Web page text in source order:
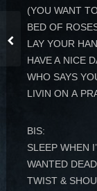
(YOU WANT
BED OF
LAY YOUR
HAVE A NICE
WHO SAYS
LIVIN ON A
BIS:
SLEEP WHEN
WANTED
TWIST &